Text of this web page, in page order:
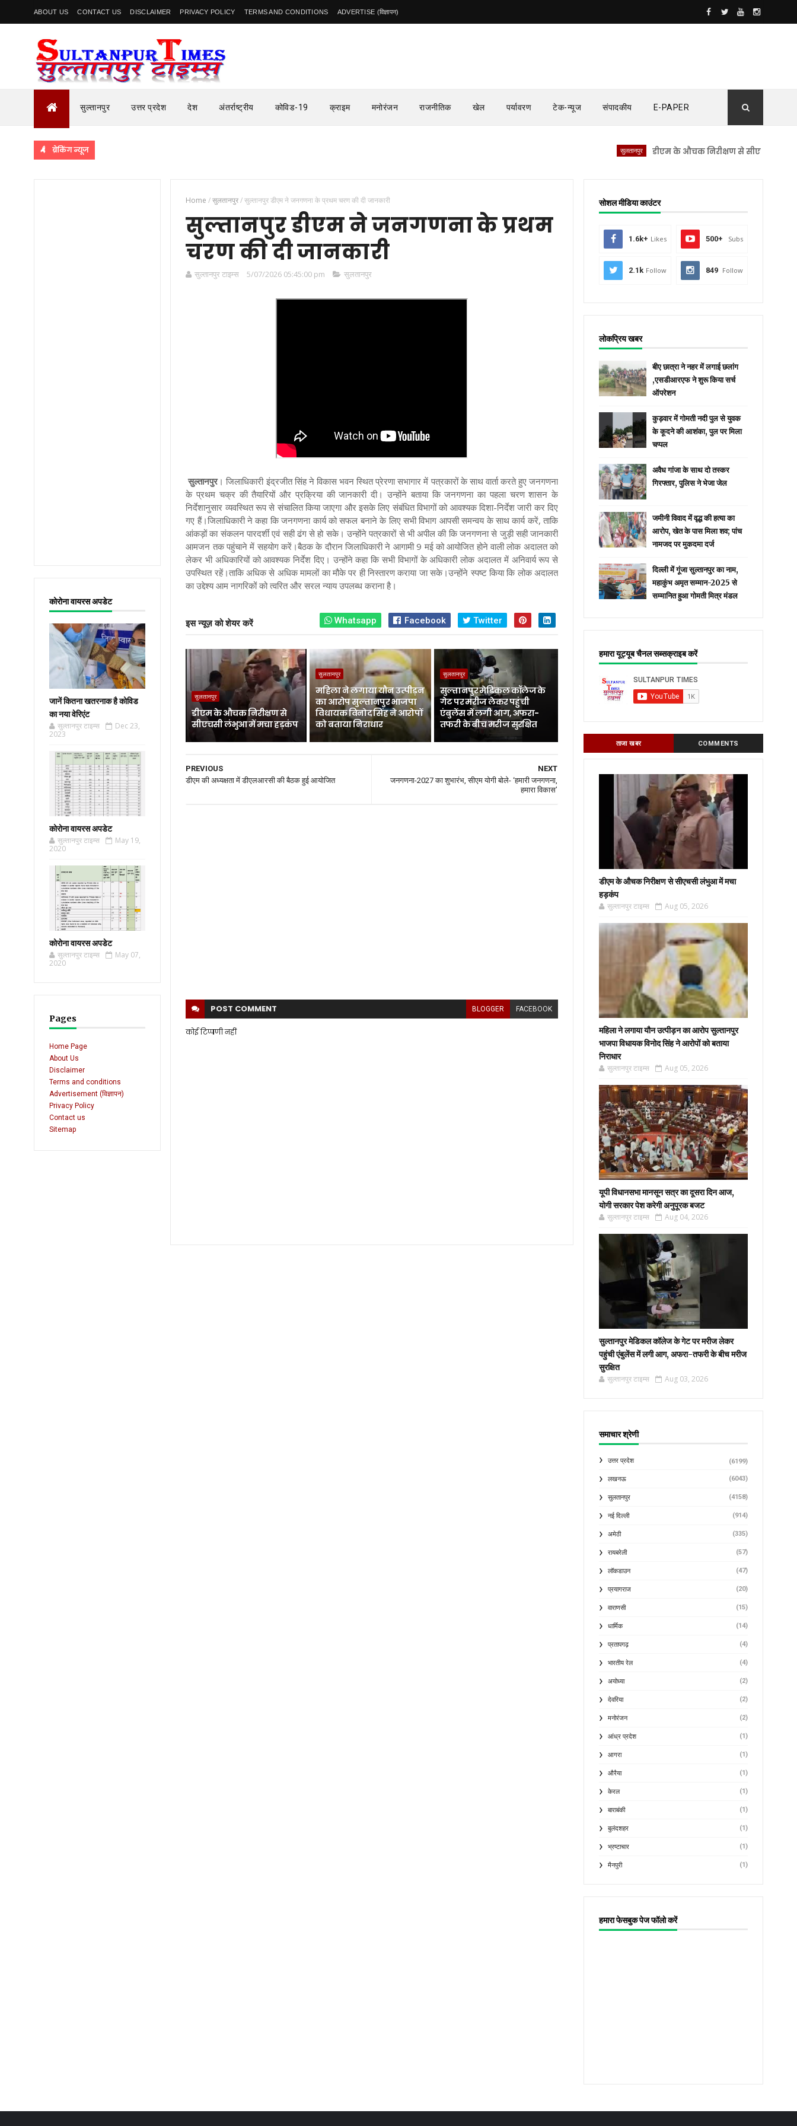
ABOUT US CONTACT US DISCLAIMER PRIVACY POLICY TERMS AND CONDITIONS ADVERTISE (विज्ञापन)
सुल्तानपुर उत्तर प्रदेश देश अंतर्राष्ट्रीय कोविड-19 क्राइम मनोरंजन राजनीतिक खेल पर्यावरण टेक-न्यूज संपादकीय E-PAPER
ब्रेकिंग न्यूज
डीएम के औचक निरीक्षण से सीएचसी लंभुआ में
कोरोना वायरस अपडेट
जानें कितना खतरनाक है कोविड
का नया वेरिएंट
सुल्तानपुर टाइम्स
Dec 23,
2023
कोरोना वायरस अपडेट
सुल्तानपुर टाइम्स
May 19,
2020
कोरोना वायरस अपडेट
सुल्तानपुर टाइम्स
May 07,
2020
Pages
Home Page
About Us
Disclaimer
Terms and conditions
Advertisement (विज्ञापन)
Privacy Policy
Contact us
Sitemap
Home /सुलतानपुर/सुल्तानपुर डीएम ने जनगणना के प्रथम चरण की दी जानकारी
सुल्तानपुर डीएम ने जनगणना के प्रथम
चरण की दी जानकारी
सुल्तानपुर टाइम्स 5/07/2026 05:45:00 pm सुलतानपुर
सुल्तानपुर। जिलाधिकारी इंद्रजीत सिंह ने विकास भवन स्थित प्रेरणा सभागार में पत्रकारों के साथ वार्ता करते हुए जनगणना
के प्रथम चक्र की तैयारियों और प्रक्रिया की जानकारी दी। उन्होंने बताया कि जनगणना का पहला चरण शासन के
निर्देशानुसार व्यवस्थित रूप से संचालित किया जाएगा और इसके लिए संबंधित विभागों को आवश्यक दिशा-निर्देश जारी कर दिए
गए हैं।जिलाधिकारी ने कहा कि जनगणना कार्य को सफल बनाने के लिए सभी विभाग आपसी समन्वय के साथ कार्य करें, ताकि
आंकड़ों का संकलन पारदर्शी एवं सही ढंग से हो सके। उन्होंने पत्रकारों से भी अपील की कि जनगणना से जुड़ी सही जानकारी
आमजन तक पहुंचाने में सहयोग करें।बैठक के दौरान जिलाधिकारी ने आगामी 9 मई को आयोजित होने वाली लोक अदालत को
लेकर भी अधिकारियों को आवश्यक निर्देश दिए। उन्होंने कहा कि सभी विभागों के अधिकारी लोक अदालत में अनिवार्य रूप से
उपस्थित रहें।ताकि अधिक से अधिक मामलों का मौके पर ही निस्तारण कराया जा सके।उन्होंने स्पष्ट किया कि लोक अदालत
का उद्देश्य आम नागरिकों को त्वरित और सरल न्याय उपलब्ध कराना है।
इस न्यूज़ को शेयर करें Whatsapp Facebook Twitter
सुलतानपुर
डीएम के औचक निरीक्षण से
सीएचसी लंभुआ में मचा हड़कंप
सुलतानपुर
महिला ने लगाया यौन उत्पीड़न
का आरोप सुल्तानपुर भाजपा
विधायक विनोद सिंह ने आरोपों
को बताया निराधार
सुलतानपुर
सुल्तानपुर मेडिकल कॉलेज के
गेट पर मरीज लेकर पहुंची
एंबुलेंस में लगी आग, अफरा-
तफरी के बीच मरीज सुरक्षित
NEXT
जनगणना-2027 का शुभारंभ, सीएम योगी बोले- ‘हमारी जनगणना,
हमारा विकास’
PREVIOUS
डीएम की अध्यक्षता में डीएलआरसी की बैठक हुई आयोजित
POST COMMENT BLOGGER FACEBOOK
कोई टिप्पणी नहीं
सोशल मीडिया काउंटर
1.6k+ Likes 500+ Subs
2.1k Follow 849 Follow
लोकप्रिय खबर
बीए छात्रा ने नहर में लगाई छलांग
,एसडीआरएफ ने शुरू किया सर्च
ऑपरेशन
कुड़वार में गोमती नदी पुल से युवक
के कूदने की आशंका, पुल पर मिला
चप्पल
अवैध गांजा के साथ दो तस्कर
गिरफ्तार, पुलिस ने भेजा जेल
जमीनी विवाद में वृद्ध की हत्या का
आरोप, खेत के पास मिला शव; पांच
नामजद पर मुकदमा दर्ज
दिल्ली में गूंजा सुल्तानपुर का नाम,
महाकुंभ अमृत सम्मान-2025 से
सम्मानित हुआ गोमती मित्र मंडल
हमारा यूट्यूब चैनल सब्सक्राइब करें
ताजा खबर COMMENTS
डीएम के औचक निरीक्षण से सीएचसी लंभुआ में मचा
हड़कंप
सुल्तानपुर टाइम्स Aug 05, 2026
महिला ने लगाया यौन उत्पीड़न का आरोप सुल्तानपुर
भाजपा विधायक विनोद सिंह ने आरोपों को बताया
निराधार
सुल्तानपुर टाइम्स Aug 05, 2026
यूपी विधानसभा मानसून सत्र का दूसरा दिन आज,
योगी सरकार पेश करेगी अनुपूरक बजट
सुल्तानपुर टाइम्स Aug 04, 2026
सुल्तानपुर मेडिकल कॉलेज के गेट पर मरीज लेकर
पहुंची एंबुलेंस में लगी आग, अफरा-तफरी के बीच मरीज
सुरक्षित
सुल्तानपुर टाइम्स Aug 03, 2026
समाचार श्रेणी
उत्तर प्रदेश (6199)
लखनऊ (6043)
सुलतानपुर (4158)
नई दिल्ली (914)
अमेठी (335)
रायबरेली (57)
लॉकडाउन (47)
प्रयागराज (20)
वाराणसी (15)
धार्मिक (14)
प्रतापगढ़ (4)
भारतीय रेल (4)
अयोध्या (2)
देवरिया (2)
मनोरंजन (2)
आंध्र प्रदेश (1)
आगरा (1)
औरैया (1)
केरल (1)
बाराबंकी (1)
बुलंदशहर (1)
भ्रष्टाचार (1)
मैनपुरी (1)
हमारा फेसबुक पेज फॉलो करें